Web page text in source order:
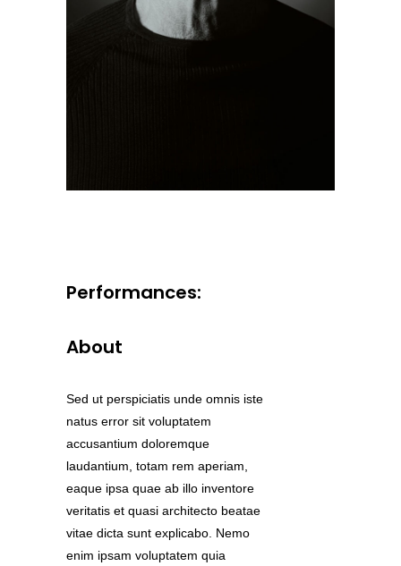
Performances:
About
Sed ut perspiciatis unde omnis iste
natus error sit voluptatem
accusantium doloremque
laudantium, totam rem aperiam,
eaque ipsa quae ab illo inventore
veritatis et quasi architecto beatae
vitae dicta sunt explicabo. Nemo
enim ipsam voluptatem quia